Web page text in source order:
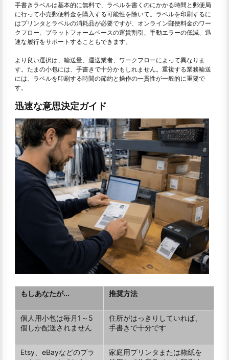
手書きラベルは基本的に無料で、ラベルを書くのにかかる時間と郵便局
に行って小売郵便料金を購入する可能性を除いて。ラベルを印刷するに
はプリンタとラベルの消耗品が必要ですが、オンライン郵便料金のワー
クフロー、プラットフォームベースの運賃割引、手動エラーの低減、迅
速な履行をサポートすることもできます。
より良い選択は、輸送量、運送業者、ワークフローによって異なりま
す。たまの小包には、手書きで十分かもしれません。重複する業務輸送
には、ラベルを印刷する時間の節約と操作の一貫性が一般的に重要で
す。
迅速な意思決定ガイド
もしあなたが... 推奨方法
個人用小包は毎月1～5
個しか配送されません
住所がはっきりしていれば、
手書きで十分です
Etsy、eBayなどのプラ
家庭用プリンタまたは糊紙を